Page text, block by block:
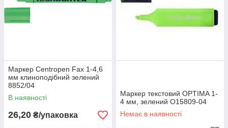
Маркер Centropen Fax 1-4,6
мм клиноподібний зелений
8852/04
В наявності
26,20 ₴/упаковка
Маркер текстовий OPTIMA 1-
4 мм, зелений О15809-04
Немає в наявності